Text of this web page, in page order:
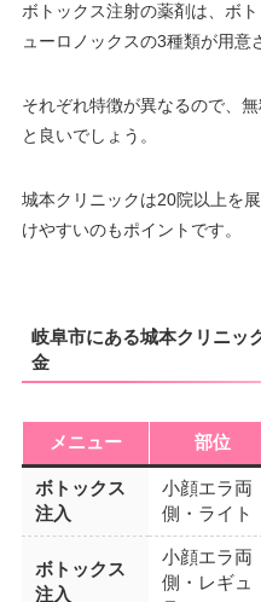
ボトックス注射の薬剤は、ボ
ューロノックスの3種類が用意
それぞれ特徴が異なるので、
と良いでしょう。
城本クリニックは20院以上を
けやすいのもポイントです。
岐阜市にある城本クリニッ
金
メニュー 部位
ボトックス
注入
小顔エラ両
側・ライト
ボトックス
注入
小顔エラ両
側・レギュ